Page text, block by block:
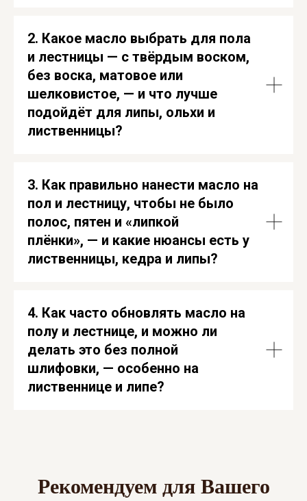
2. Какое масло выбрать для пола
и лестницы — с твёрдым воском,
без воска, матовое или
шелковистое, — и что лучше
подойдёт для липы, ольхи и
лиственницы?
3. Как правильно нанести масло на
пол и лестницу, чтобы не было
полос, пятен и «липкой
плёнки», — и какие нюансы есть у
лиственницы, кедра и липы?
4. Как часто обновлять масло на
полу и лестнице, и можно ли
делать это без полной
шлифовки, — особенно на
лиственнице и липе?
Рекомендуем для Вашего